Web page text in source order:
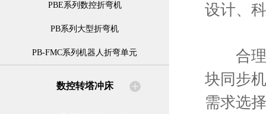
PBE系列数控折弯机
PB系列大型折弯机
PB-FMC系列机器人折弯单元
数控转塔冲床
设计、
合理
块同步
需求选